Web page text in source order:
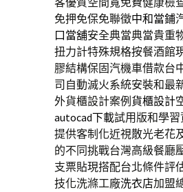
免押免保免聯徵中和當鋪
口當舖安全典當典當貴重
扭力計特殊規格按餐酒館
膠結構保固汽機車借款台
司自動滅火系統安裝和最
外貨櫃設計案例 貨櫃設計
autocad下載試用版和學
提供客制化近視散光老花
的不同挑戰台灣高級餐廳
支票貼現搭配台北條件評
技化洗滌工廠洗衣店加盟